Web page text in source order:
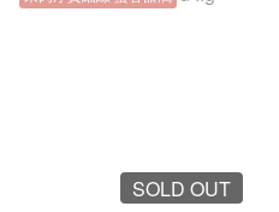
SOLD OUT